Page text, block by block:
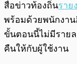
สื่อข่าวท้องถิ่นราย
พร้อมด้วยพนักงา
ขั้นตอนนี้ไม่มีรายล
คืนให้กับผู้ใช้งาน